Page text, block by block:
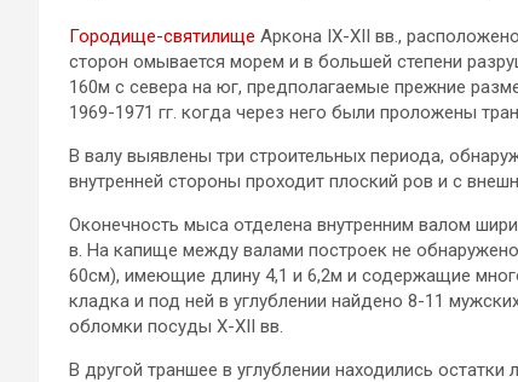
Городище-святилище Аркона IX-XII вв.,
сторон омывается морем и в большей степени
160м с севера на юг, предполагаемые прежние
1969-1971 гг. когда через него были проложены
В валу выявлены три строительных периода,
внутренней стороны проходит плоский ров и с
Оконечность мыса отделена внутренним валом
в. На капище между валами построек не
60см), имеющие длину 4,1 и 6,2м и содержащие
кладка и под ней в углублении найдено 8-11
обломки посуды X-XII вв.
В другой траншее в углублении находились